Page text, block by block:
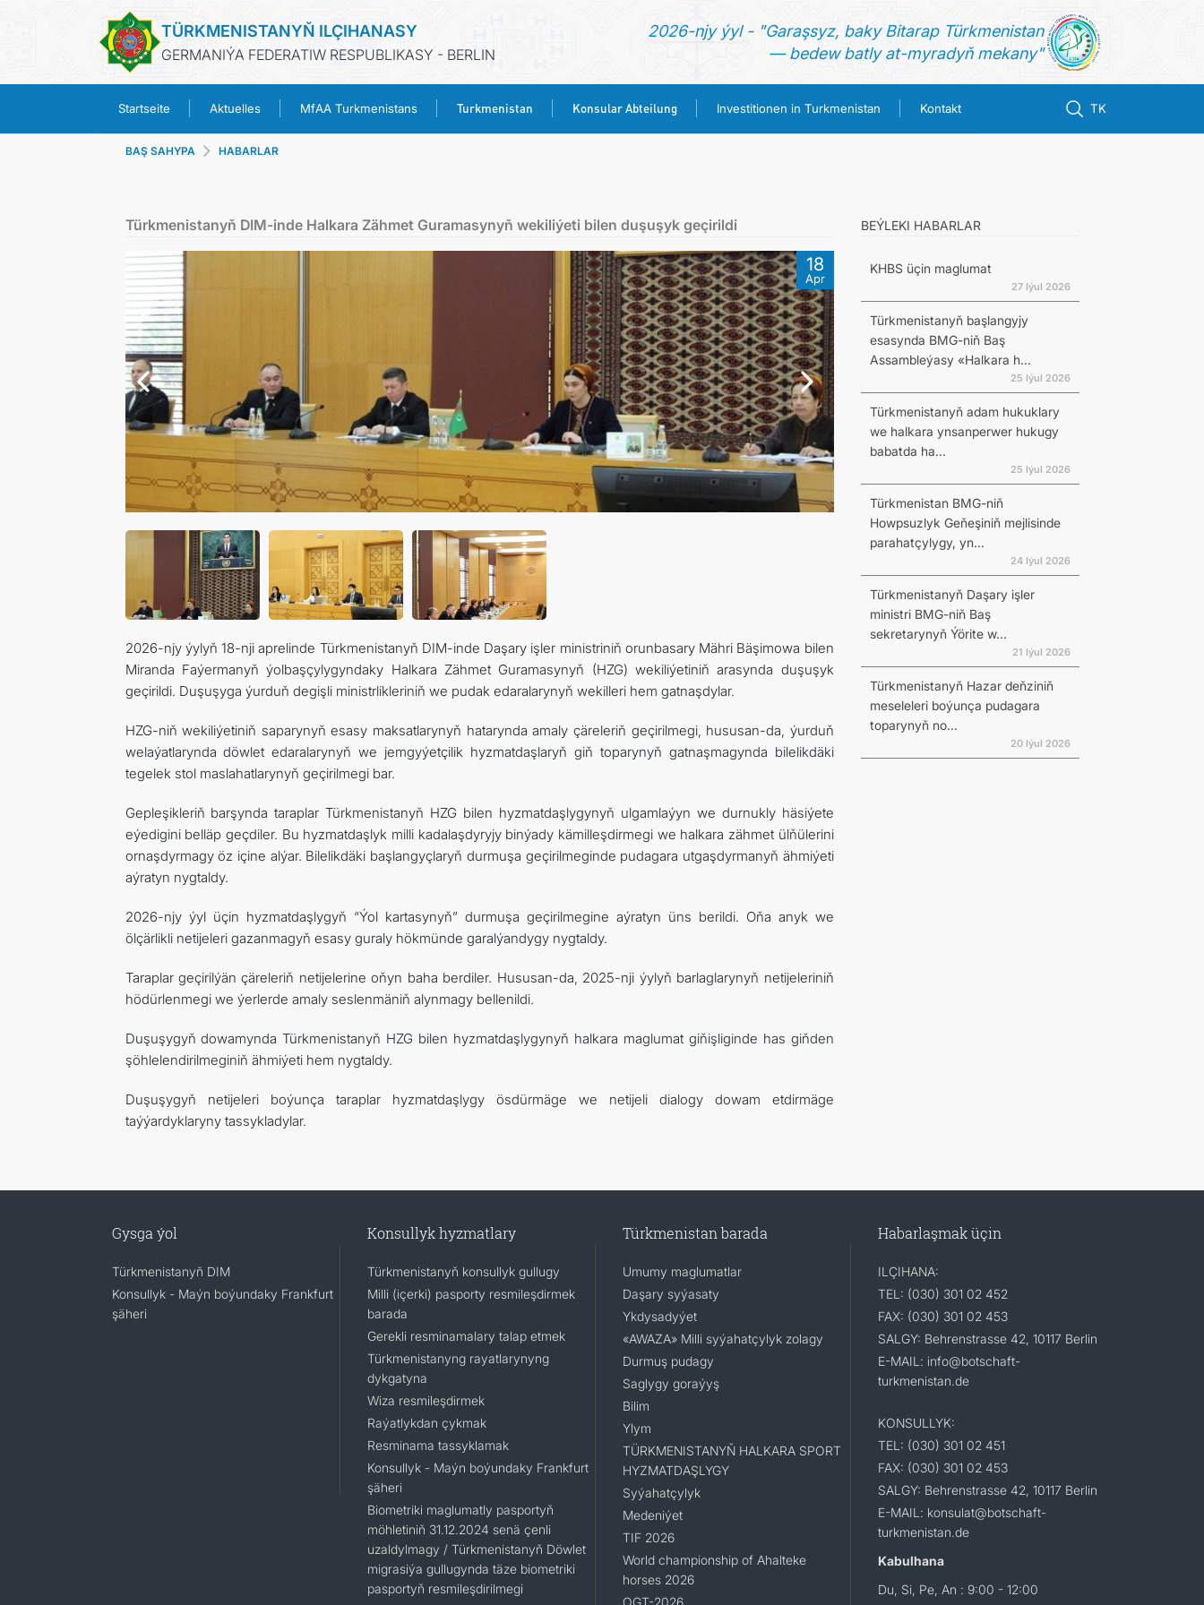
TÜRKMENISTANYŇ ILÇIHANASY
GERMANIÝA FEDERATIW RESPUBLIKASY - BERLIN
2026-njy ýyl - "Garaşsyz, baky Bitarap Türkmenistan
— bedew batly at-myradyň mekany"
Startseite Aktuelles MfAA Turkmenistans Turkmenistan Konsular Abteilung Investitionen in Turkmenistan Kontakt TK
MFAA TURKMENISTANS
TURKMENISTAN
KONSULAR ABTEILUNG
INVESTITIONEN IN TURKMENISTAN
KONTAKT
BAŞ SAHYPA HABARLAR
Türkmenistanyň DIM-inde Halkara Zähmet Guramasynyň wekiliýeti bilen duşuşyk geçirildi
18
Apr
2026-njy ýylyň 18-nji aprelinde Türkmenistanyň DIM-inde Daşary işler ministriniň orunbasary Mähri Bäşimowa bilen
Miranda Faýermanyň ýolbaşçylygyndaky Halkara Zähmet Guramasynyň (HZG) wekiliýetiniň arasynda duşuşyk
geçirildi. Duşuşyga ýurduň degişli ministrlikleriniň we pudak edaralarynyň wekilleri hem gatnaşdylar.
HZG-niň wekiliýetiniň saparynyň esasy maksatlarynyň hatarynda amaly çäreleriň geçirilmegi, hususan-da, ýurduň
welaýatlarynda döwlet edaralarynyň we jemgyýetçilik hyzmatdaşlaryň giň toparynyň gatnaşmagynda bilelikdäki
tegelek stol maslahatlarynyň geçirilmegi bar.
Gepleşikleriň barşynda taraplar Türkmenistanyň HZG bilen hyzmatdaşlygynyň ulgamlaýyn we durnukly häsiýete
eýedigini belläp geçdiler. Bu hyzmatdaşlyk milli kadalaşdyryjy binýady kämilleşdirmegi we halkara zähmet ülňülerini
ornaşdyrmagy öz içine alýar. Bilelikdäki başlangyçlaryň durmuşa geçirilmeginde pudagara utgaşdyrmanyň ähmiýeti
aýratyn nygtaldy.
2026-njy ýyl üçin hyzmatdaşlygyň “Ýol kartasynyň” durmuşa geçirilmegine aýratyn üns berildi. Oňa anyk we
ölçärlikli netijeleri gazanmagyň esasy guraly hökmünde garalýandygy nygtaldy.
Taraplar geçirilýän çäreleriň netijelerine oňyn baha berdiler. Hususan-da, 2025-nji ýylyň barlaglarynyň netijeleriniň
hödürlenmegi we ýerlerde amaly seslenmäniň alynmagy bellenildi.
Duşuşygyň dowamynda Türkmenistanyň HZG bilen hyzmatdaşlygynyň halkara maglumat giňişliginde has giňden
şöhlelendirilmeginiň ähmiýeti hem nygtaldy.
Duşuşygyň netijeleri boýunça taraplar hyzmatdaşlygy ösdürmäge we netijeli dialogy dowam etdirmäge
taýýardyklaryny tassykladylar.
BEÝLEKI HABARLAR
KHBS üçin maglumat
27 Iýul 2026
Türkmenistanyň başlangyjy
esasynda BMG-niň Baş
Assambleýasy «Halkara h...
25 Iýul 2026
Türkmenistanyň adam hukuklary
we halkara ynsanperwer hukugy
babatda ha...
25 Iýul 2026
Türkmenistan BMG-niň
Howpsuzlyk Geňeşiniň mejlisinde
parahatçylygy, yn...
24 Iýul 2026
Türkmenistanyň Daşary işler
ministri BMG-niň Baş
sekretarynyň Ýörite w...
21 Iýul 2026
Türkmenistanyň Hazar deňziniň
meseleleri boýunça pudagara
toparynyň no...
20 Iýul 2026
Gysga ýol
Türkmenistanyň DIM
Konsullyk - Maýn boýundaky Frankfurt
şäheri
Konsullyk hyzmatlary
Türkmenistanyň konsullyk gullugy
Milli (içerki) pasporty resmileşdirmek
barada
Gerekli resminamalary talap etmek
Türkmenistanyng rayatlarynyng
dykgatyna
Wiza resmileşdirmek
Raýatlykdan çykmak
Resminama tassyklamak
Konsullyk - Maýn boýundaky Frankfurt
şäheri
Biometriki maglumatly pasportyň
möhletiniň 31.12.2024 senä çenli
uzaldylmagy / Türkmenistanyň Döwlet
migrasiýa gullugynda täze biometriki
pasportyň resmileşdirilmegi
Türkmenistan barada
Umumy maglumatlar
Daşary syýasaty
Ykdysadyýet
«AWAZA» Milli syýahatçylyk zolagy
Durmuş pudagy
Saglygy goraýyş
Bilim
Ylym
TÜRKMENISTANYŇ HALKARA SPORT
HYZMATDAŞLYGY
Syýahatçylyk
Medeniýet
TIF 2026
World championship of Ahalteke
horses 2026
Habarlaşmak üçin
ILÇIHANA:
TEL: (030) 301 02 452
FAX: (030) 301 02 453
SALGY: Behrenstrasse 42, 10117 Berlin
E-MAIL: info@botschaft-
turkmenistan.de
KONSULLYK:
TEL: (030) 301 02 451
FAX: (030) 301 02 453
SALGY: Behrenstrasse 42, 10117 Berlin
E-MAIL: konsulat@botschaft-
turkmenistan.de
Kabulhana
Du, Si, Pe, An : 9:00 - 12:00